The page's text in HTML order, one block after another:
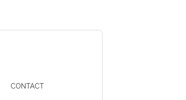
CONTACT